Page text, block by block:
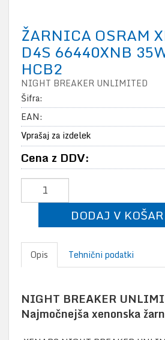
ŽARNICA OSRAM
D4S 66440XNB
HCB2
NIGHT BREAKER UNLIMITED
Šifra:
EAN:
Vprašaj za izdelek
Cena z DDV:
DODAJ V
Opis Tehnični podatki
NIGHT BREAKER
Najmočnejša xenonska